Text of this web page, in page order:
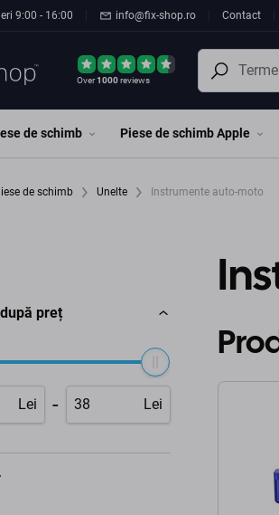
9:00 - 16:00 info@fix-shop.ro Contact
Over1000reviews
de schimb Piese de schimb Apple
de schimb Unelte Instrumente auto-moto
preț
Lei - Lei